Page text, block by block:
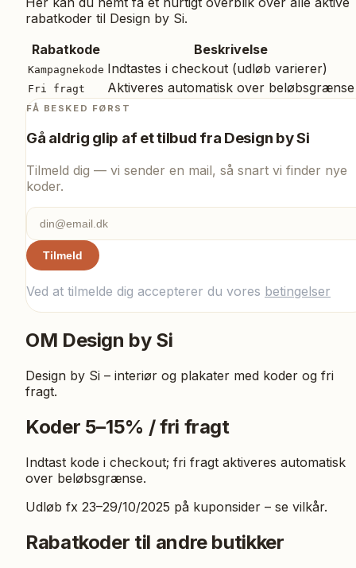
rabatkoder til Design by Si.
Rabatkode
Beskrivelse
Kampagnekode Indtastes i checkout (udløb varierer)
Fri fragt Aktiveres automatisk over beløbsgrænse
FÅ BESKED FØRST
Gå aldrig glip af et tilbud fra Design by Si
Tilmeld dig — vi sender en mail, så snart vi finder nye
koder.
Tilmeld
Ved at tilmelde dig accepterer du vores betingelser
OM Design by Si
Design by Si – interiør og plakater med koder og fri
fragt.
Koder 5–15% / fri fragt
Indtast kode i checkout; fri fragt aktiveres automatisk
over beløbsgrænse.
Udløb fx 23–29/10/2025 på kuponsider – se vilkår.
Rabatkoder til andre butikker